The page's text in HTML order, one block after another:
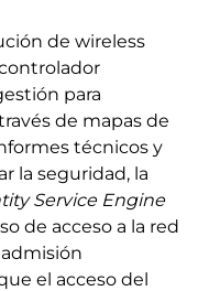
de wireless
para
de mapas de
técnicos y
la seguridad, la
Service Engine
de acceso a la red
el acceso del